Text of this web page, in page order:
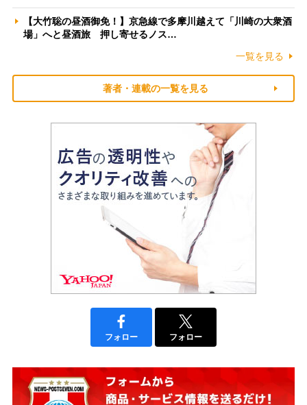
【大竹聡の昼酒御免！】京急線で多摩川越えて「川崎の大衆酒
場」へと昼酒旅 押し寄せるノス…
一覧を見る
著者・連載の一覧を見る
フォロー フォロー